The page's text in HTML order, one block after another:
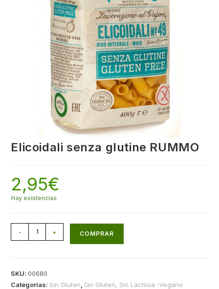
Elicoidali senza glutine RUMMO
2,95€
Hay existencias
- + COMPRAR
SKU:00680
Categorías: Sin Gluten Sin Gluten, Sin Lactosa -Vegano